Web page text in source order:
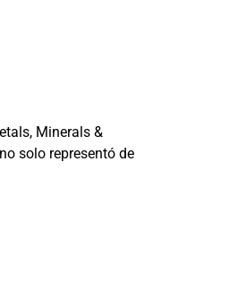
Minerals &
solo representó de